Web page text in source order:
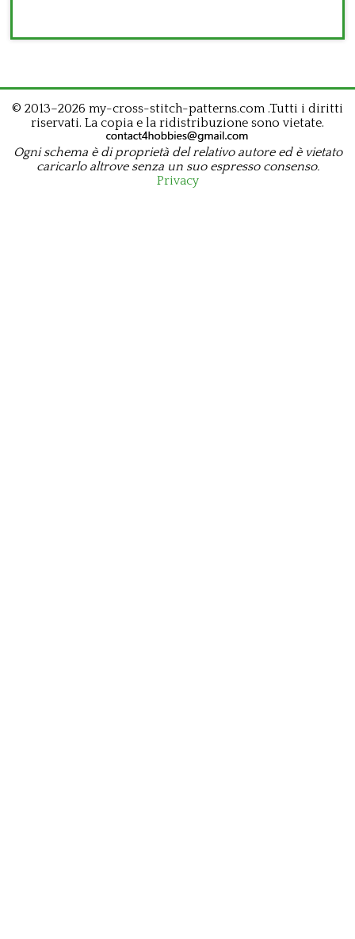
© 2013–2026 my-cross-stitch-patterns.com .Tutti i diritti
riservati. La copia e la ridistribuzione sono vietate.
Ogni schema è di proprietà del relativo autore ed è vietato
caricarlo altrove senza un suo espresso consenso.
Privacy